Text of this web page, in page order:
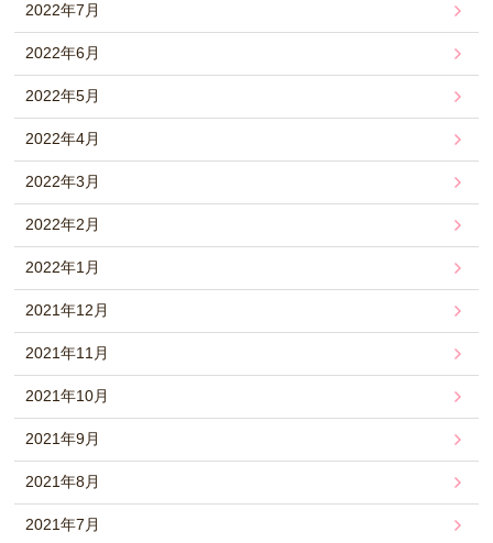
2022年7月
2022年6月
2022年5月
2022年4月
2022年3月
2022年2月
2022年1月
2021年12月
2021年11月
2021年10月
2021年9月
2021年8月
2021年7月